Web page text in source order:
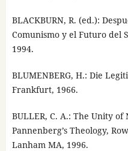
BLACKBURN, R. (ed.):
Comunismo y el Futuro del
1994.
BLUMENBERG, H.: Die
Frankfurt, 1966.
BULLER, C. A.: The Unity
Pannenberg’s Theology,
Lanham MA, 1996.